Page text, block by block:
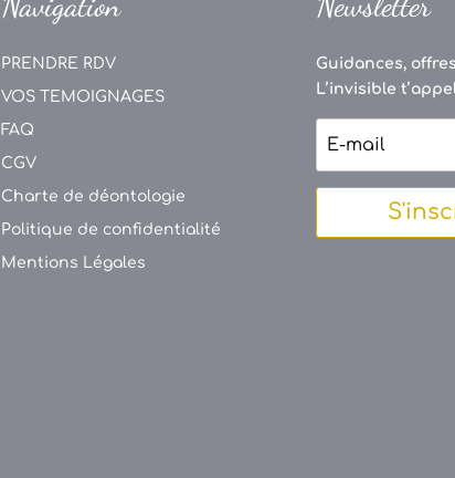
PRENDRE RDV
VOS TEMOIGNAGES
FAQ
CGV
Charte de déontologie
Politique de confidentialité
Mentions Légales
Guidances,
L’invisible